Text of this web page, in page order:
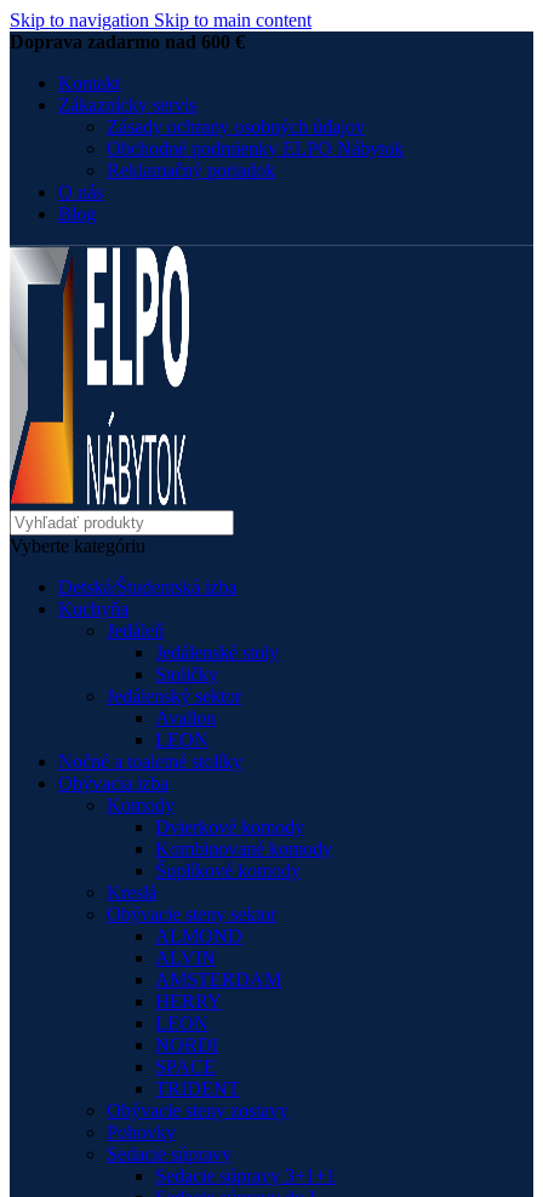
Skip to navigation Skip to main content
Doprava zadarmo nad 600 €
Kontakt
Zákaznícky servis
Zásady ochrany osobných údajov
Obchodné podmienky ELPO Nábytok
Reklamačný poriadok
O nás
Blog
Vyberte kategóriu
Detská/Študentská izba
Kuchyňa
Jedáleň
Jedálenské stoly
Stoličky
Jedálenský sektor
Avallon
LEON
Nočné a toaletné stolíky
Obývacia izba
Komody
Dvierkové komody
Kombinované komody
Šuplíkové komody
Kreslá
Obývacie steny sektor
ALMOND
ALVIN
AMSTERDAM
HERRY
LEON
NORDI
SPACE
TRIDENT
Obývacie steny zostavy
Pohovky
Sedacie súpravy
Sedacie súpravy 3+1+1